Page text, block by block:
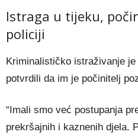
Istraga u tijeku,
policiji
Kriminalističko istraživanje
potvrdili da im je počinitelj
“Imali smo već postupanja
prekršajnih i kaznenih djela.